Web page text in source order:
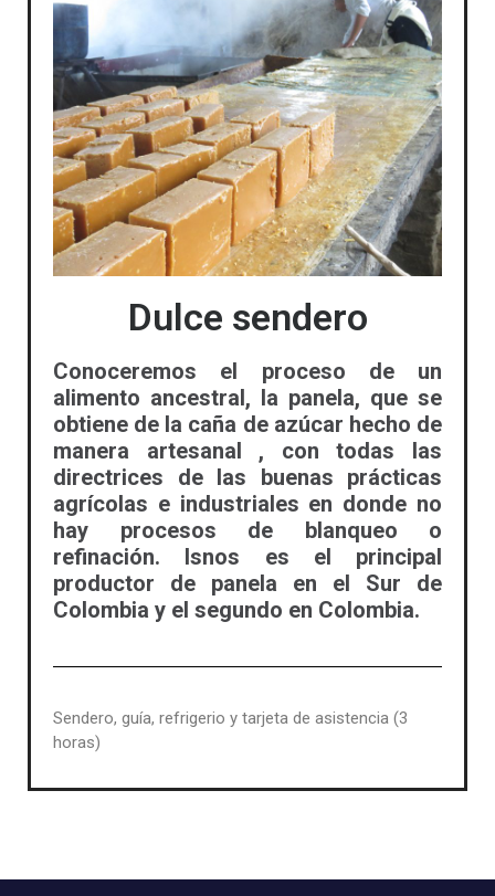
Dulce sendero
Conoceremos el proceso de un
alimento ancestral, la panela, que se
obtiene de la caña de azúcar hecho de
manera artesanal , con todas las
directrices de las buenas prácticas
agrícolas e industriales en donde no
hay procesos de blanqueo o
refinación. Isnos es el principal
productor de panela en el Sur de
Colombia y el segundo en Colombia.
Sendero, guía, refrigerio y tarjeta de asistencia (3
horas)